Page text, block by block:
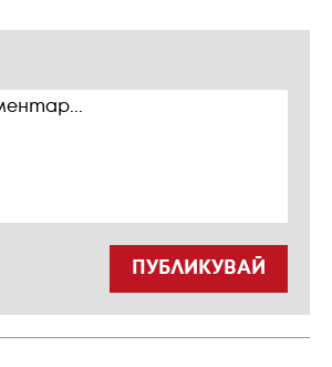
ПУБЛИКУВАЙ